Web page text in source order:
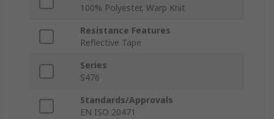
100% Polyester, Warp Knit
Resistance Features
Reflective Tape
Series
S476
Standards/Approvals
EN ISO 20471